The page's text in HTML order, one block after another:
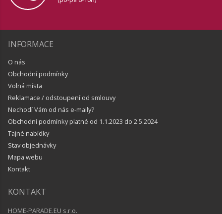
INFORMACE
O nás
Obchodní podmínky
Volná místa
Reklamace / odstoupení od smlouvy
Nechodí Vám od nás e-maily?
Obchodní podmínky platné od 1.1.2023 do 2.5.2024
Tajné nabídky
Stav objednávky
Mapa webu
Kontakt
KONTAKT
HOME-PARADE.EU s.r.o.